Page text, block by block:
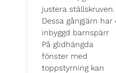
justera ställskruven.
Dessa gångjärn har
inbyggd barnspärr
På glidhängda
fönster med
toppstyrning kan